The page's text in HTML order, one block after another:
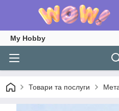
My Hobby
Товари та послуги